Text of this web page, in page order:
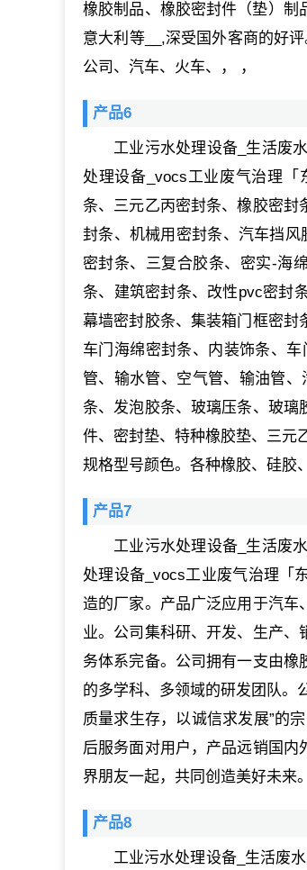
橡胶制品、橡胶密封件（垫）制
意大利等__,深受国外客商的好
公司、汽车、火车、， ，
产品6
工业污水处理设备_生活废
处理设备_vocs工业废气治理
条、三元乙丙密封条、橡胶密封
封条、机械用密封条、汽车挡
密封条、三复合胶条、密实-海
条、建筑密封条、改性pvc密封
幕墙密封胶条、集装箱门框密封
车门海绵密封条、内装饰条、
管、输水管、空气管、输油管
条、发泡胶条、玻璃压条、玻璃
件、密封垫、特种橡胶垫、三元
规格型号颜色。各种橡胶、硅胶
产品7
工业污水处理设备_生活废
处理设备_vocs工业废气治理「
造的厂家。产品广泛应用于汽车
业。公司集科研、开发、生产
务体系完备。公司拥有一支由
的多学科、多领域的研发团队。
质量求生存，以诚信求发展”的
后服务面对用户，产品远销国
界朋友一起，共同创造美好未来。
产品8
工业污水处理设备_生活废